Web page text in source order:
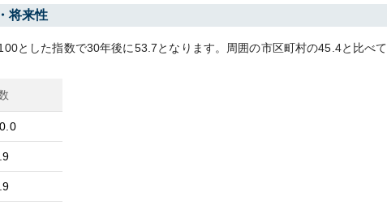
将来性
とした指数で30年後に53.7となります。 周囲の市区町村の45.4と比べて